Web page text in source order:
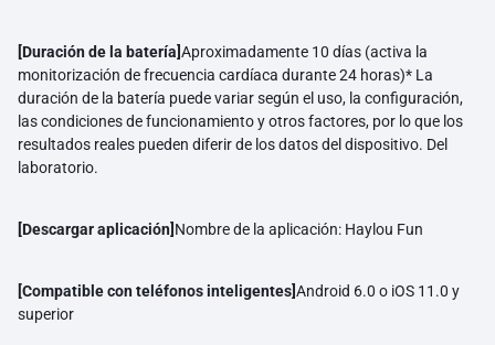
[Duración de la batería]Aproximadamente 10 días (activa la
monitorización de frecuencia cardíaca durante 24 horas)* La
duración de la batería puede variar según el uso, la configuración,
las condiciones de funcionamiento y otros factores, por lo que los
resultados reales pueden diferir de los datos del dispositivo. Del
laboratorio.
[Descargar aplicación] Nombre de la aplicación: Haylou Fun
[Compatible con teléfonos inteligentes]Android 6.0 o iOS 11.0 y
superior